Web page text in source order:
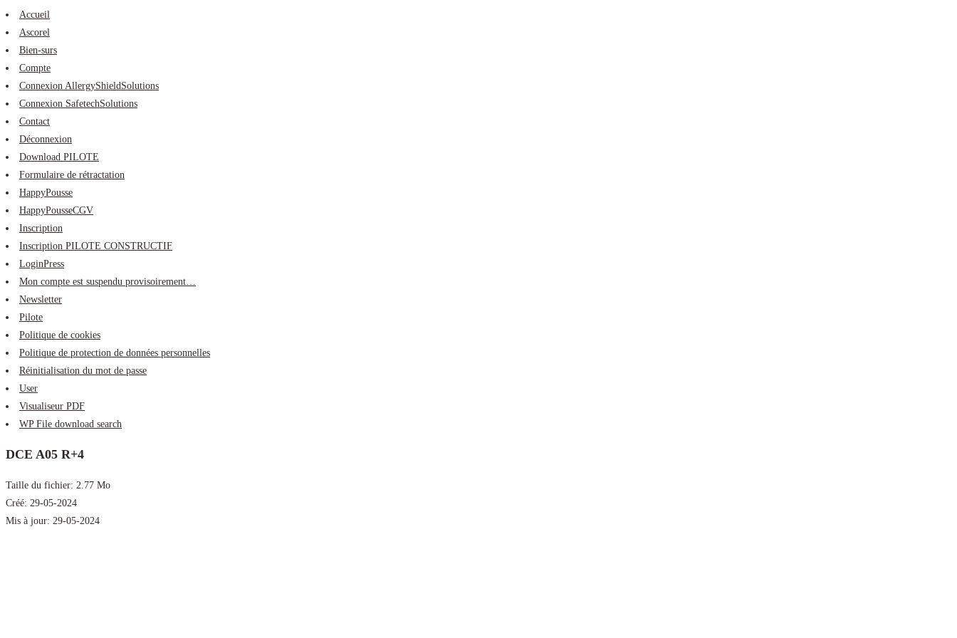
Accueil
Ascorel
Bien-surs
Compte
Connexion AllergyShieldSolutions
Connexion SafetechSolutions
Contact
Déconnexion
Download PILOTE
Formulaire de rétractation
HappyPousse
HappyPousseCGV
Inscription
Inscription PILOTE CONSTRUCTIF
LoginPress
Mon compte est suspendu provisoirement…
Newsletter
Pilote
Politique de cookies
Politique de protection de données personnelles
Réinitialisation du mot de passe
User
Visualiseur PDF
WP File download search
DCE A05 R+4
Taille du fichier: 2.77 Mo
Créé: 29-05-2024
Mis à jour: 29-05-2024